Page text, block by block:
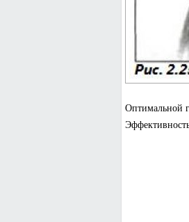
Оптимальной